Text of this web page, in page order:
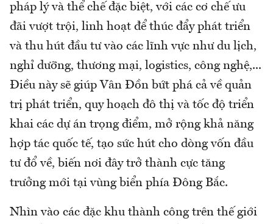
pháp lý và thể chế đặc biệt, với các cơ chế ưu
đãi vượt trội, linh hoạt để thúc đẩy phát triển
và thu hút đầu tư vào các lĩnh vực như du lịch,
nghỉ dưỡng, thương mại, logistics, công nghệ,...
Điều này sẽ giúp Vân Đồn bứt phá cả về quản
trị phát triển, quy hoạch đô thị và tốc độ triển
khai các dự án trọng điểm, mở rộng khả năng
hợp tác quốc tế, tạo sức hút cho dòng vốn đầu
tư đổ về, biến nơi đây trở thành cực tăng
trưởng mới tại vùng biển phía Đông Bắc.
Nhìn vào các đặc khu thành công trên thế giới